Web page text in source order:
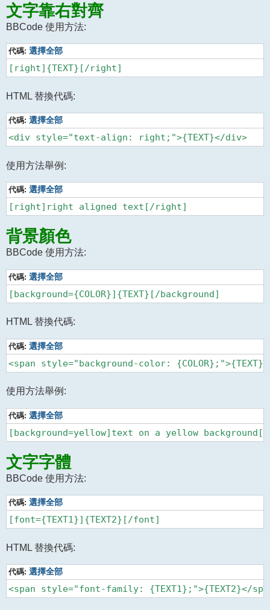
文字靠右對齊
BBCode 使用方法:
代碼: 選擇全部
HTML 替換代碼:
代碼: 選擇全部
使用方法舉例:
代碼: 選擇全部
背景顏色
BBCode 使用方法:
代碼: 選擇全部
HTML 替換代碼:
代碼: 選擇全部
使用方法舉例:
代碼: 選擇全部
文字字體
BBCode 使用方法:
代碼: 選擇全部
HTML 替換代碼:
代碼: 選擇全部